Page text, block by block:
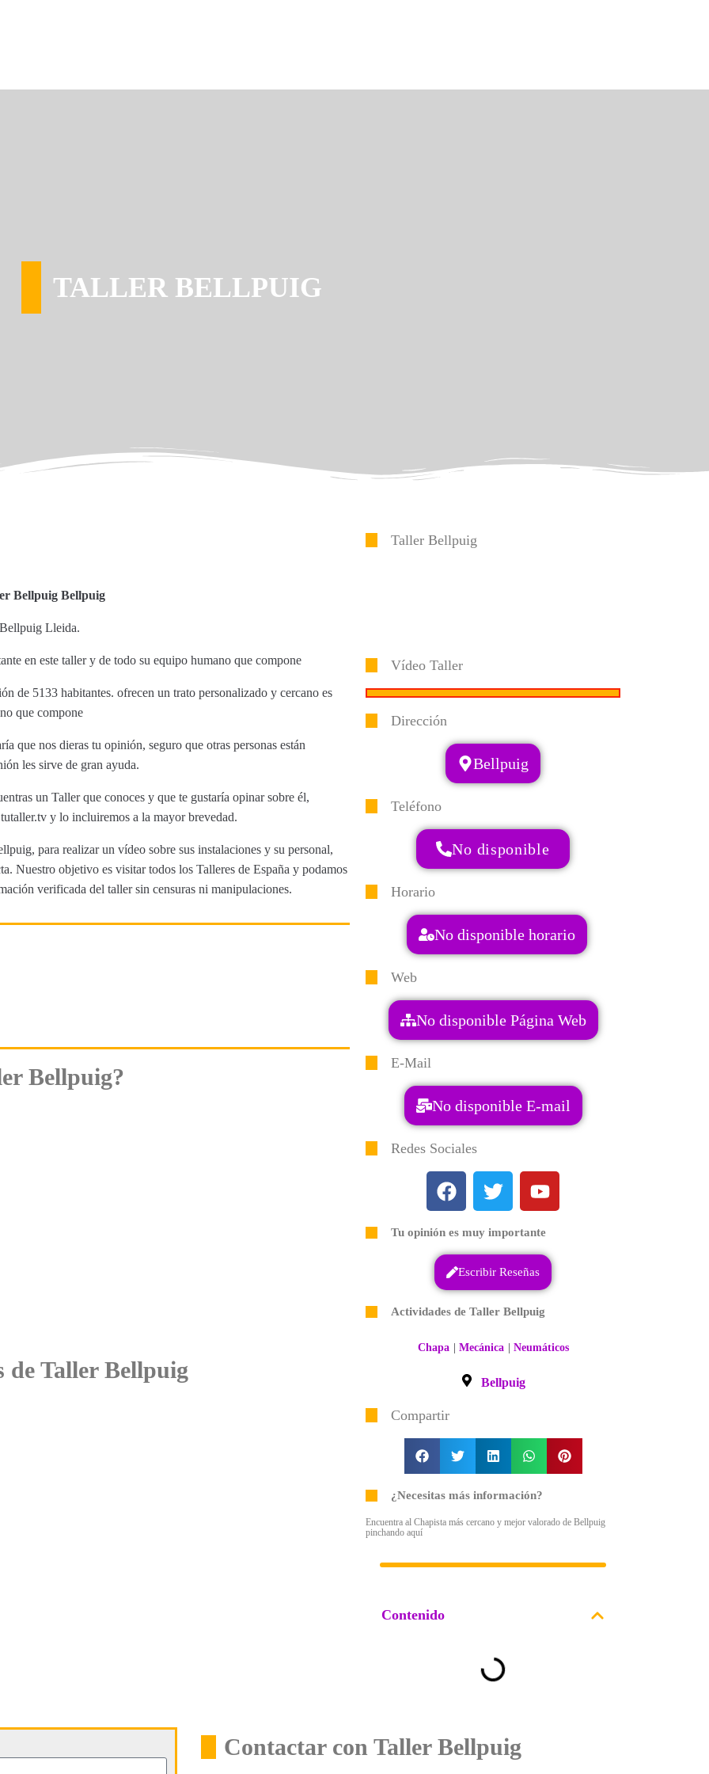
TALLER BELLPUIG
Bellpuig Bellpuig
Lleida.
en este taller y de todo su equipo humano que compone
de 5133 habitantes. ofrecen un trato personalizado y cercano es
que compone
que nos dieras tu opinión, seguro que otras personas están
les sirve de gran ayuda.
un Taller que conoces y que te gustaría opinar sobre él,
y lo incluiremos a la mayor brevedad.
para realizar un vídeo sobre sus instalaciones y su personal,
Nuestro objetivo es visitar todos los Talleres de España y podamos
verificada del taller sin censuras ni manipulaciones.
Bellpuig?
de Taller Bellpuig
Taller Bellpuig
Vídeo Taller
Dirección
Bellpuig
Teléfono
No disponible
Horario
No disponible horario
Web
No disponible Página Web
E-Mail
No disponible E-mail
Redes Sociales
Tu opinión es muy importante
Escribir Reseñas
Actividades de Taller Bellpuig
Chapa | Mecánica | Neumáticos
Bellpuig
Compartir
¿Necesitas más información?
Encuentra al Chapista más cercano y mejor valorado de Bellpuig
pinchando aquí
Contenido
Contactar con Taller Bellpuig